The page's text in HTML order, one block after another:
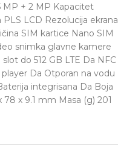
MP + 2 MP Kapacitet
LCD Rezolucija ekrana
SIM kartice Nano SIM
snimka glavne kamere
do 512 GB LTE Da NFC
Da Otporan na vodu
integrisana Da Boja
x 9.1 mm Masa (g) 201